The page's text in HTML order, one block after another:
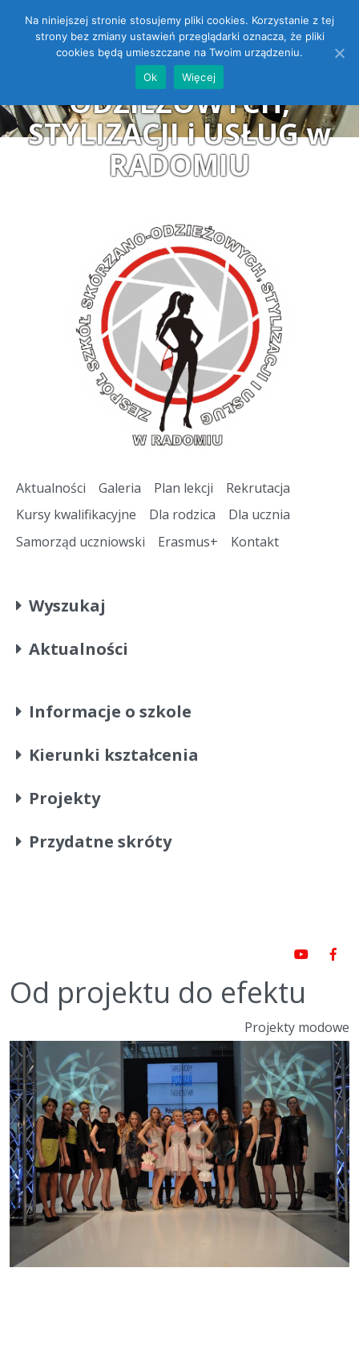
Open toolbar
ZESPÓŁ SZKÓŁ
SKÓRZANO-
ODZIEŻOWYCH,
STYLIZACJI i USŁUG w
RADOMIU
Aktualności Galeria Plan lekcji
Rekrutacja
Kursy kwalifikacyjne
Dla rodzica
Dla ucznia
Samorząd uczniowski
Erasmus+ Kontakt
Wyszukaj
Aktualności
Informacje o szkole
Kierunki kształcenia
Projekty
Przydatne skróty
Od projektu do efektu
Projekty modowe
Na niniejszej stronie stosujemy pliki cookies. Korzystanie z tej
strony bez zmiany ustawień przeglądarki oznacza, że pliki
cookies będą umieszczane na Twoim urządzeniu.
Ok
Więcej